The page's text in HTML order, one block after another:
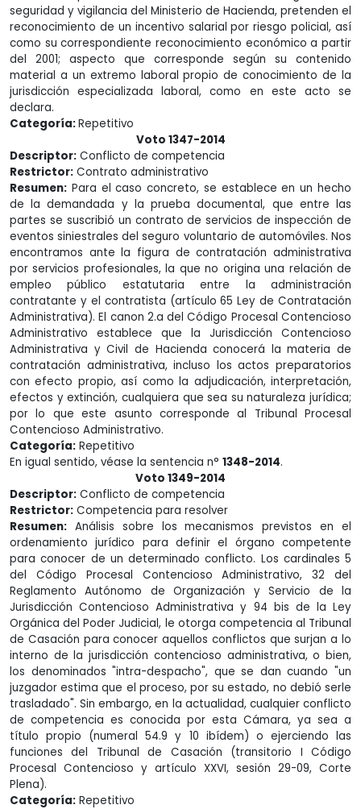
seguridad y vigilancia del Ministerio de Hacienda, pretenden el
reconocimiento de un incentivo salarial por riesgo policial, así
como su correspondiente reconocimiento económico a partir
del 2001; aspecto que corresponde según su contenido
material a un extremo laboral propio de conocimiento de la
jurisdicción especializada laboral, como en este acto se
declara.
Categoría:Repetitivo
Voto 1347-2014
Descriptor: Conflicto de competencia
Restrictor: Contrato administrativo
Resumen: Para el caso concreto, se establece en un hecho
de la demandada y la prueba documental, que entre las
partes se suscribió un contrato de servicios de inspección de
eventos siniestrales del seguro voluntario de automóviles. Nos
encontramos ante la figura de contratación administrativa
por servicios profesionales, la que no origina una relación de
empleo público estatutaria entre la administración
contratante y el contratista (artículo 65 Ley de Contratación
Administrativa). El canon 2.a del Código Procesal Contencioso
Administrativo establece que la Jurisdicción Contencioso
Administrativa y Civil de Hacienda conocerá la materia de
contratación administrativa, incluso los actos preparatorios
con efecto propio, así como la adjudicación, interpretación,
efectos y extinción, cualquiera que sea su naturaleza jurídica;
por lo que este asunto corresponde al Tribunal Procesal
Contencioso Administrativo.
Categoría: Repetitivo
En igual sentido, véase la sentencia n° 1348-2014.
Voto 1349-2014
Descriptor: Conflicto de competencia
Restrictor: Competencia para resolver
Resumen: Análisis sobre los mecanismos previstos en el
ordenamiento jurídico para definir el órgano competente
para conocer de un determinado conflicto. Los cardinales 5
del Código Procesal Contencioso Administrativo, 32 del
Reglamento Autónomo de Organización y Servicio de la
Jurisdicción Contencioso Administrativa y 94 bis de la Ley
Orgánica del Poder Judicial, le otorga competencia al Tribunal
de Casación para conocer aquellos conflictos que surjan a lo
interno de la jurisdicción contencioso administrativa, o bien,
los denominados "intra-despacho", que se dan cuando "un
juzgador estima que el proceso, por su estado, no debió serle
trasladado". Sin embargo, en la actualidad, cualquier conflicto
de competencia es conocida por esta Cámara, ya sea a
título propio (numeral 54.9 y 10 ibídem) o ejerciendo las
funciones del Tribunal de Casación (transitorio I Código
Procesal Contencioso y artículo XXVI, sesión 29-09, Corte
Plena).
Categoría: Repetitivo